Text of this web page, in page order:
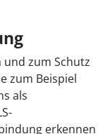
zum Schutz
zum Beispiel
als
erkennen